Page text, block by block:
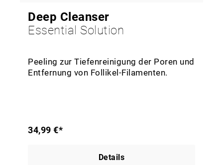
Deep Cleanser
Essential Solution
Peeling zur Tiefenreinigung der Poren und
Entfernung von Follikel-Filamenten.
34,99 €*
Details